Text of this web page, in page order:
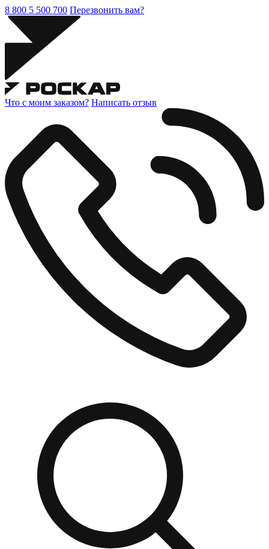
8 800 5 500 700 Перезвонить вам?
Что с моим заказом? Написать отзыв